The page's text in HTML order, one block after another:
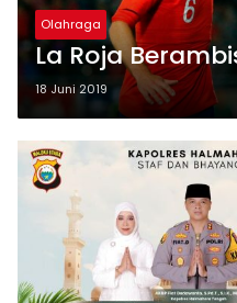
Olahraga
La Roja
18 Juni 2019